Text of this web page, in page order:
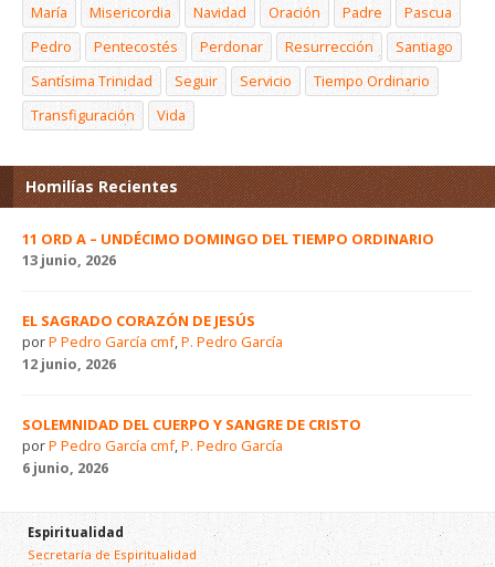
María
Misericordia Navidad Oración Padre
Pascua
Pedro
Pentecostés Perdonar Resurrección
Santiago
Santísima Trinidad
Seguir Servicio
Tiempo Ordinario
Transfiguración
Vida
Homilías Recientes
11 ORD A – UNDÉCIMO DOMINGO DEL TIEMPO ORDINARIO
13 junio, 2026
EL SAGRADO CORAZÓN DE JESÚS
porP Pedro García cmf, P. Pedro García
12 junio, 2026
SOLEMNIDAD DEL CUERPO Y SANGRE DE CRISTO
porP Pedro García cmf, P. Pedro García
6 junio, 2026
Espiritualidad
Secretaría de Espiritualidad